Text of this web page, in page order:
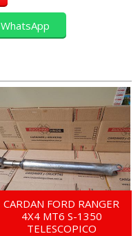
CARDAN FORD RANGER
4X4 MT6 S-1350
TELESCOPICO